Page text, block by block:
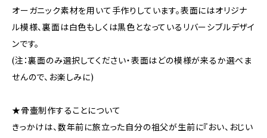
オーガニック素材を用いて手作りしています。表面にはオリジナ
ル模様、裏面は白色もしくは黒色となっているリバーシブルデザイ
ンです。
(注：裏面のみ選択してください・表面はどの模様が来るか選べま
せんので、お楽しみに)
★骨壷制作することについて
きっかけは、数年前に旅立った自分の祖父が生前に『おい、おじい